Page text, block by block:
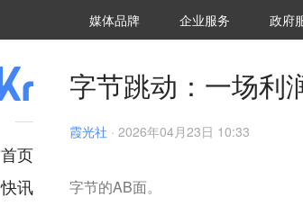
媒体品牌 36Kr研究院
企业服务 城市
政府
首页
快讯
字节跳动：一场利
霞光社 · 2026年04月23日 10:33
字节的AB面。